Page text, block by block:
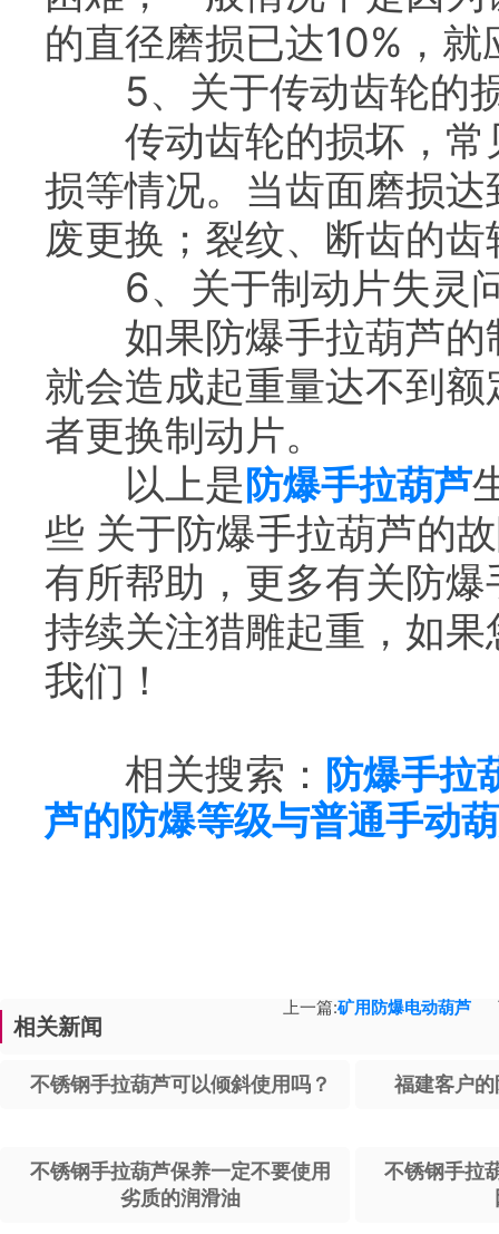
的直径磨损已达10%，
5、关于传动齿轮的
传动齿轮的损坏，常
损等情况。当齿面磨损
废更换；裂纹、断齿的
6、关于制动片失灵
如果防爆手拉葫芦的
就会造成起重量达不到
者更换制动片。
以上是 防爆手拉葫芦
些 关于防爆手拉葫芦的
有所帮助，更多有关防
持续关注猎雕起重，如
我们！
相关搜索： 防爆手拉
芦的防爆等级与普通手动
上一篇:矿用防爆电动葫芦
相关新闻
不锈钢手拉葫芦可以倾斜使用吗？ 福建客户
不锈钢手拉葫芦保养一定不要使用
劣质的润滑油
不锈钢手拉